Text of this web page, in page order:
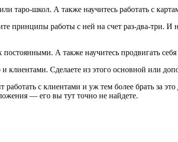
таро-школ. А также научитесь работать с
принципы работы с ней на счет раз-два-три. И
А также научитесь продвигать себя
и клиентами. Сделаете из этого основной или
с клиентами и уж тем более брать за
— его вы тут точно не найдете.